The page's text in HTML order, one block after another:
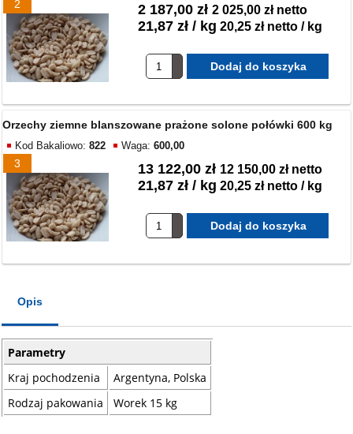
2 2 187,00 zł 2 025,00 zł netto
21,87 zł / kg 20,25 zł netto / kg
3
Orzechy ziemne blanszowane prażone solone połówki 600 kg
Kod Bakaliowo:822 Waga:600,00
13 122,00 zł 12 150,00 zł netto
21,87 zł / kg 20,25 zł netto / kg
Opis
Parametry
Kraj pochodzenia
Argentyna, Polska
Rodzaj pakowania
Worek 15 kg